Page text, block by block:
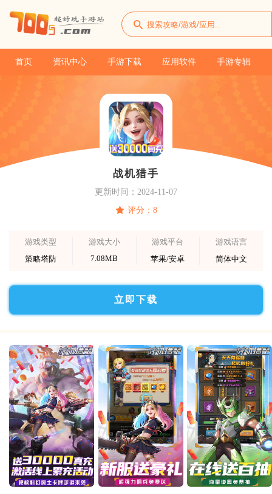
首页 资讯中心 手游下载 应用软件 手游专辑
战机猎手
更新时间：2024-11-07
评分：8
游戏类型
策略塔防
游戏大小
7.08MB
游戏平台
苹果/安卓
游戏语言
简体中文
立即下载